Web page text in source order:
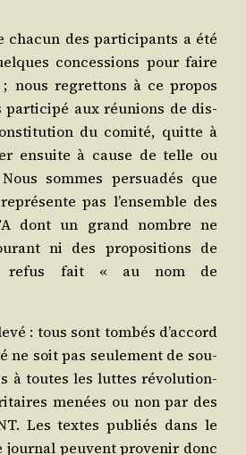
cha­cun des par­ti­ci­pants a été
conces­sions pour faire
nous regret­tons à ce pro­pos
par­ti­ci­pé aux réunions de dis­
du comi­té, quitte à
ensuite à cause de telle ou
sommes per­sua­dés que
pas l’en­semble des
dont un grand nombre ne
ni des pro­po­si­tions de
refus fait « au nom de
: tous sont tom­bés d’ac­cord
ne soit pas seule­ment de sou­
à toutes les luttes révo­lu­tion­
menées ou non par des
Les textes publiés dans le
jour­nal peuvent pro­ve­nir donc